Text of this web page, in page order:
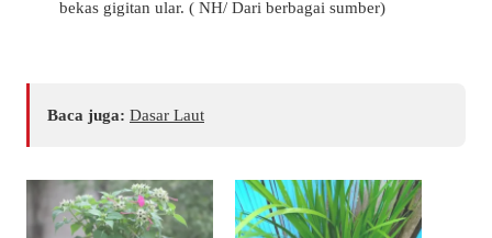
bekas gigitan ular. ( NH/ Dari berbagai sumber)
Baca juga: Dasar Laut